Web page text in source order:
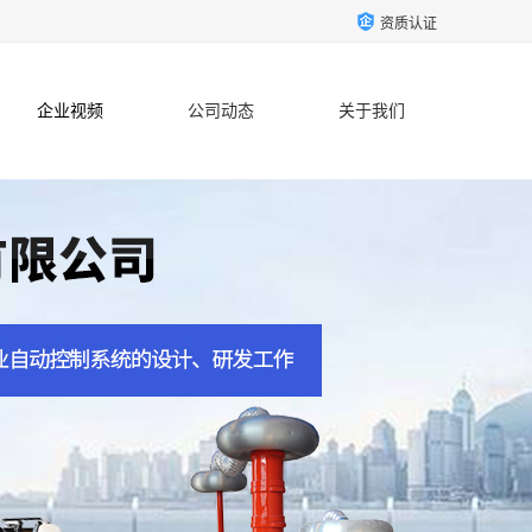
资质认证
企业视频 公司动态 关于我们